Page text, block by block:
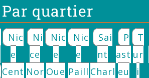
Par quartier
Nic
E
Cent
Ni
Ce
Nor
Nic
E
Oue
Nic
E
Paill
Sai
Nt
Charl
P
Ast
Eu
T
Ur
I